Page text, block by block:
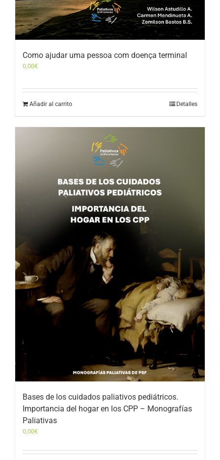
Como ajudar uma pessoa com doença terminal
0,00€
Añadir al carrito Detalles
Bases de los cuidados paliativos pediátricos.
Importancia del hogar en los CPP – Monografías
Paliativas
0,00€